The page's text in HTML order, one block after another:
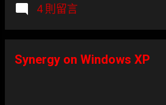
下相容 WindowsXP 得用舊規
Windows XP 32bit sdb3
sdb6 Ubuntu 64bit
4 則留言
Synergy on Windows XP